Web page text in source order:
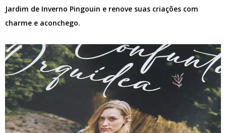
Jardim de Inverno Pingouin e renove suas criações com
charme e aconchego.